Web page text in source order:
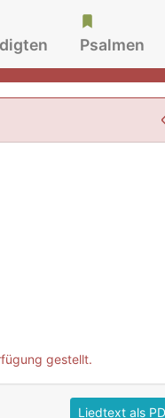
Psalmen
gestellt.
Liedtext als